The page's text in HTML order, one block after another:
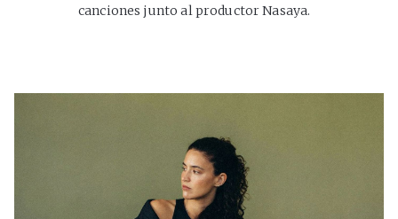
canciones junto al productor Nasaya.